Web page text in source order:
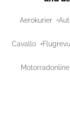
Aerokurier
Cavallo
Motorradonline